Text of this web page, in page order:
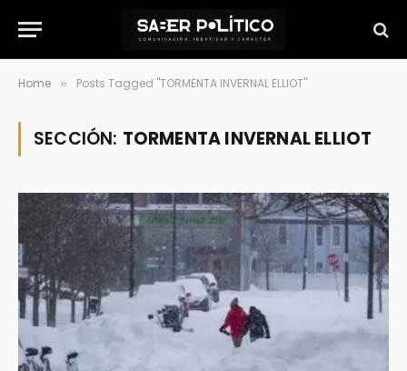
Home » Posts Tagged "TORMENTA INVERNAL ELLIOT"
SECCIÓN: TORMENTA INVERNAL ELLIOT